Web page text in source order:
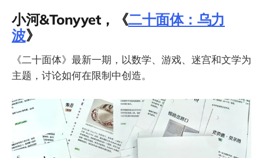
小河&Tonyyet，《二十面体：乌力
波》
《二十面体》最新一期，以数学、游戏、迷宫和文学为
主题，讨论如何在限制中创造。